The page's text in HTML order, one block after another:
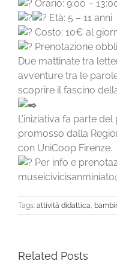
Orario: 9:00 –
Età: 5 – 11 anni
Costo: 10€ al
Prenotazione
Due mattinate tra
avventure tra le
scoprire il fascino
L’iniziativa fa parte
promosso dalla
con UniCoop Firenze.
Per info e
Tags: attività didattica,
Related Posts